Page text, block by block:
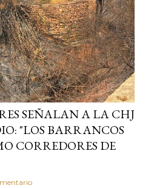
SEÑALAN A LA CHJ
"LOS BARRANCOS
CORREDORES DE